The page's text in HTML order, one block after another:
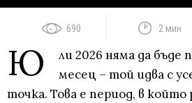
690 2 мин
Ю
ли 2026 няма да бъде
месец – той идва с
точка. Това е период, в